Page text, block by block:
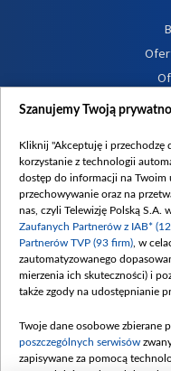
Procedura
Szanujemy Twoją
Kliknij "Akceptuję i przechodzę
korzystanie z technologii
dostęp do informacji na Twoim
przechowywanie oraz na
nas, czyli Telewizję Polską S.A.
Zaufanych Partnerów z IAB*
Partnerów TVP (93 firm) , w
zautomatyzowanego
mierzenia ich skuteczności) i
także zgody na udostępnianie
Twoje dane osobowe zbierane
poszczególnych serwisów
zapisywane za pomocą